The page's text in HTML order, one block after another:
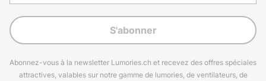
S'abonner
Abonnez-vous à la newsletter Lumories.ch et recevez des offres spéciales
attractives, valables sur notre gamme de lumories, de ventilateurs, de